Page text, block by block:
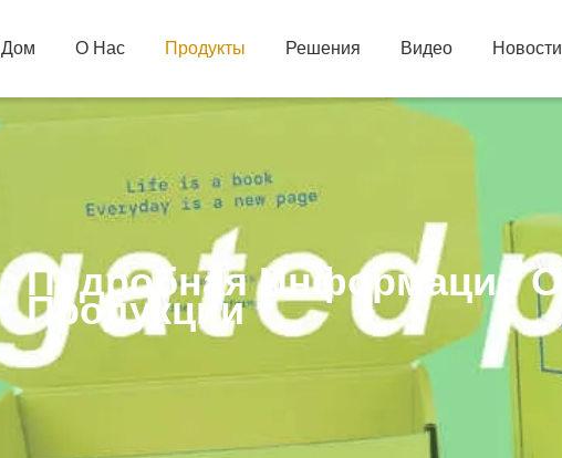
Дом О Нас Продукты Решения Видео Новости
Подробная Информация О
Продукции